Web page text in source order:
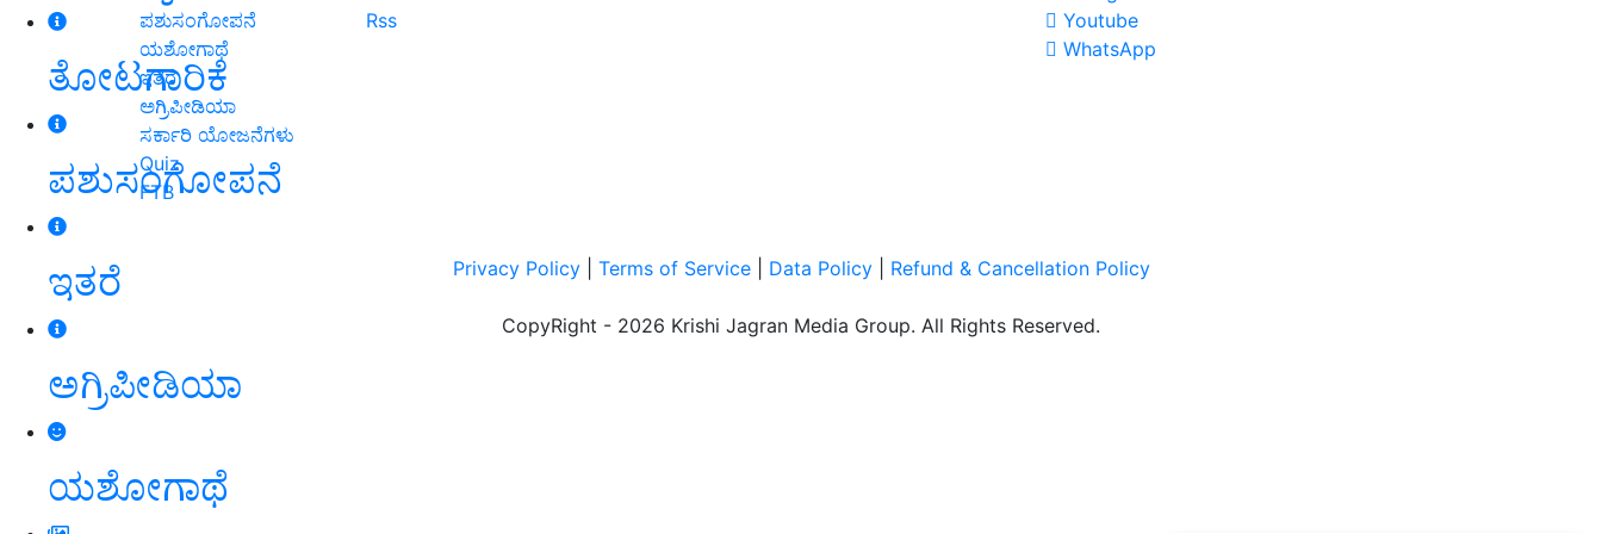
ತೋಟಗಾರಿಕೆ
ಪಶುಸಂಗೋಪನೆ
ಇತರೆ
ಅಗ್ರಿಪೀಡಿಯಾ
ಯಶೋಗಾಥೆ
ಪಶುಸಂಗೋಪನೆ
ಯಶೋಗಾಥೆ
ಇತರೆ
ಅಗ್ರಿಪೀಡಿಯಾ
ಸರ್ಕಾರಿ ಯೋಜನೆಗಳು
Quiz
FTB
Rss
Youtube
WhatsApp
Privacy Policy| Terms of Service| Data Policy| Refund & Cancellation Policy
CopyRight - 2026 Krishi Jagran Media Group. All Rights Reserved.